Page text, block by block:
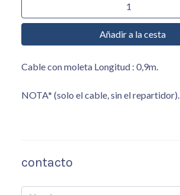
Añadir a la cesta
Cable con moleta Longitud : 0,9m.
NOTA* (solo el cable, sin el repartidor).
contacto